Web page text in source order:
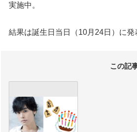
実施中。
結果は誕生日当日（10月24日）に
この記